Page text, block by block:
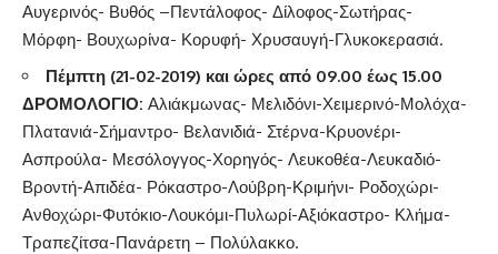
Αυγερινός- Βυθός –Πεντάλοφος- Δίλοφος-Σωτήρας-
Μόρφη- Βουχωρίνα- Κορυφή- Χρυσαυγή-Γλυκοκερασιά.
Πέμπτη (21-02-2019) και ώρες από 09.00 έως 15.00
ΔΡΟΜΟΛΟΓΙΟ: Αλιάκμωνας- Μελιδόνι-Χειμερινό-Μολόχα-
Πλατανιά-Σήμαντρο- Βελανιδιά- Στέρνα-Κρυονέρι-
Ασπρούλα- Μεσόλογγος-Χορηγός- Λευκοθέα-Λευκαδιό-
Βροντή-Απιδέα- Ρόκαστρο-Λούβρη-Κριμήνι- Ροδοχώρι-
Ανθοχώρι-Φυτόκιο-Λουκόμι-Πυλωρί-Αξιόκαστρο- Κλήμα-
Τραπεζίτσα-Πανάρετη – Πολύλακκο.